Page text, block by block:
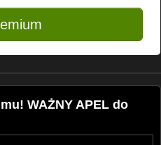
WAŻNY APEL do